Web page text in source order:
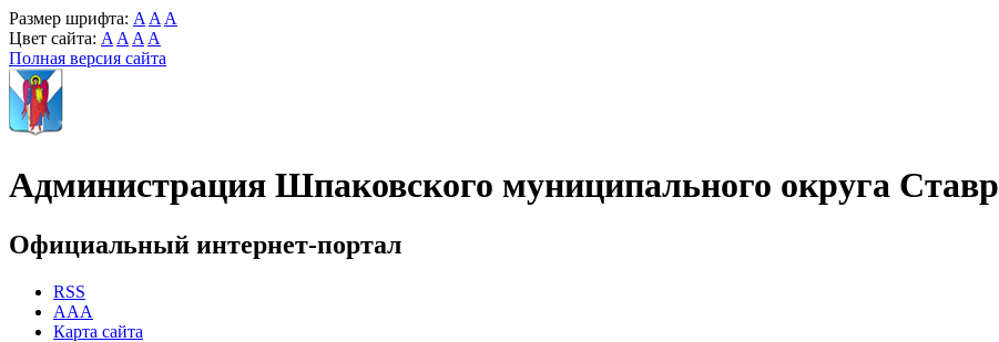
Размер шрифта: A A A
Цвет сайта: A A A A
Полная версия сайта
Администрация Шпаковского муниципального округа
Официальный интернет-портал
RSS
AAA
Карта сайта